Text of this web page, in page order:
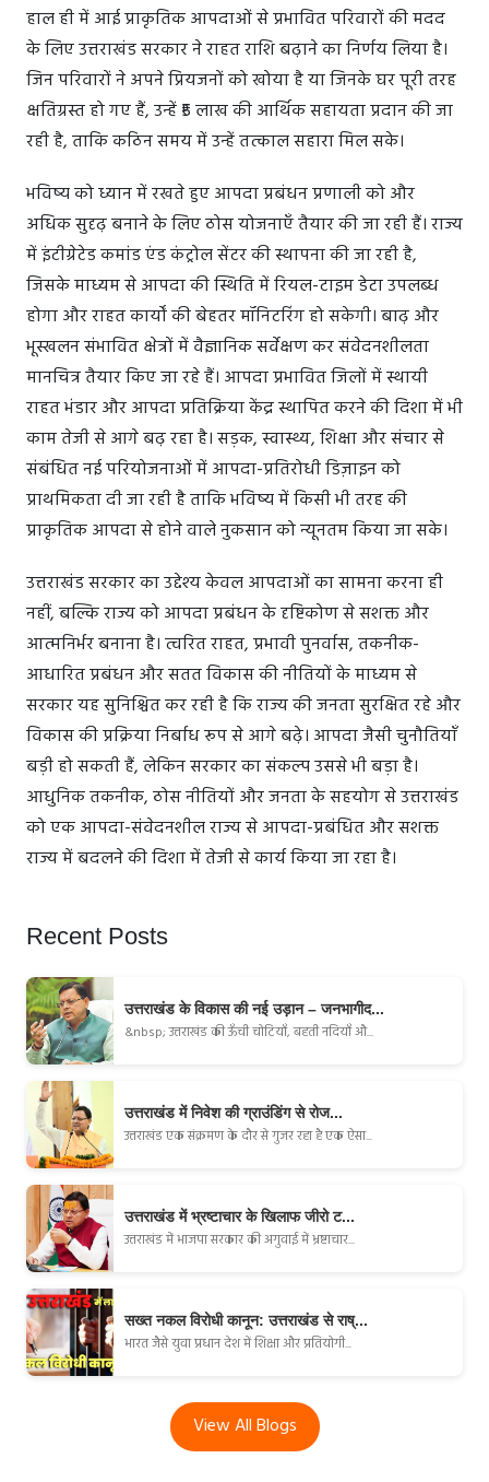
हाल ही में आई प्राकृतिक आपदाओं से प्रभावित परिवारों की मदद
के लिए उत्तराखंड सरकार ने राहत राशि बढ़ाने का निर्णय लिया है।
जिन परिवारों ने अपने प्रियजनों को खोया है या जिनके घर पूरी तरह
क्षतिग्रस्त हो गए हैं, उन्हें ₹5 लाख की आर्थिक सहायता प्रदान की जा
रही है, ताकि कठिन समय में उन्हें तत्काल सहारा मिल सके।
भविष्य को ध्यान में रखते हुए आपदा प्रबंधन प्रणाली को और
अधिक सुदृढ़ बनाने के लिए ठोस योजनाएँ तैयार की जा रही हैं। राज्य
में इंटीग्रेटेड कमांड एंड कंट्रोल सेंटर की स्थापना की जा रही है,
जिसके माध्यम से आपदा की स्थिति में रियल-टाइम डेटा उपलब्ध
होगा और राहत कार्यों की बेहतर मॉनिटरिंग हो सकेगी। बाढ़ और
भूस्खलन संभावित क्षेत्रों में वैज्ञानिक सर्वेक्षण कर संवेदनशीलता
मानचित्र तैयार किए जा रहे हैं। आपदा प्रभावित जिलों में स्थायी
राहत भंडार और आपदा प्रतिक्रिया केंद्र स्थापित करने की दिशा में भी
काम तेजी से आगे बढ़ रहा है। सड़क, स्वास्थ्य, शिक्षा और संचार से
संबंधित नई परियोजनाओं में आपदा-प्रतिरोधी डिज़ाइन को
प्राथमिकता दी जा रही है ताकि भविष्य में किसी भी तरह की
प्राकृतिक आपदा से होने वाले नुकसान को न्यूनतम किया जा सके।
उत्तराखंड सरकार का उद्देश्य केवल आपदाओं का सामना करना ही
नहीं, बल्कि राज्य को आपदा प्रबंधन के दृष्टिकोण से सशक्त और
आत्मनिर्भर बनाना है। त्वरित राहत, प्रभावी पुनर्वास, तकनीक-
आधारित प्रबंधन और सतत विकास की नीतियों के माध्यम से
सरकार यह सुनिश्चित कर रही है कि राज्य की जनता सुरक्षित रहे और
विकास की प्रक्रिया निर्बाध रूप से आगे बढ़े। आपदा जैसी चुनौतियाँ
बड़ी हो सकती हैं, लेकिन सरकार का संकल्प उससे भी बड़ा है।
आधुनिक तकनीक, ठोस नीतियों और जनता के सहयोग से उत्तराखंड
को एक आपदा-संवेदनशील राज्य से आपदा-प्रबंधित और सशक्त
राज्य में बदलने की दिशा में तेजी से कार्य किया जा रहा है।
Recent Posts
उत्तराखंड के विकास की नई उड़ान – जनभागीद...
&nbsp; उत्तराखंड की ऊँची चोटियाँ, बहती नदियाँ औ...
उत्तराखंड में निवेश की ग्राउंडिंग से रोज...
उत्तराखंड एक संक्रमण के दौर से गुजर रहा है एक ऐसा...
उत्तराखंड में भ्रष्टाचार के खिलाफ जीरो ट...
उत्तराखंड में भाजपा सरकार की अगुवाई में भ्रष्टाचार...
सख्त नकल विरोधी कानून: उत्तराखंड से राष्...
भारत जैसे युवा प्रधान देश में शिक्षा और प्रतियोगी...
View All Blogs